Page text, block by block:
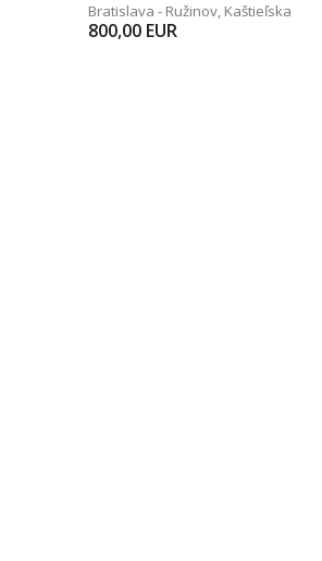
Bratislava - Ružinov, Kaštieľska
800,00 EUR